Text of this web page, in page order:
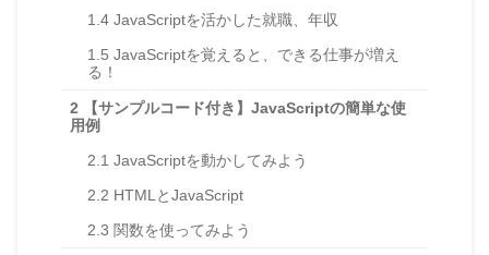
1.4 JavaScriptを活かした就職、年収
1.5 JavaScriptを覚えると、できる仕事が増え
る！
2 【サンプルコード付き】JavaScriptの簡単な使
用例
2.1 JavaScriptを動かしてみよう
2.2 HTMLとJavaScript
2.3 関数を使ってみよう